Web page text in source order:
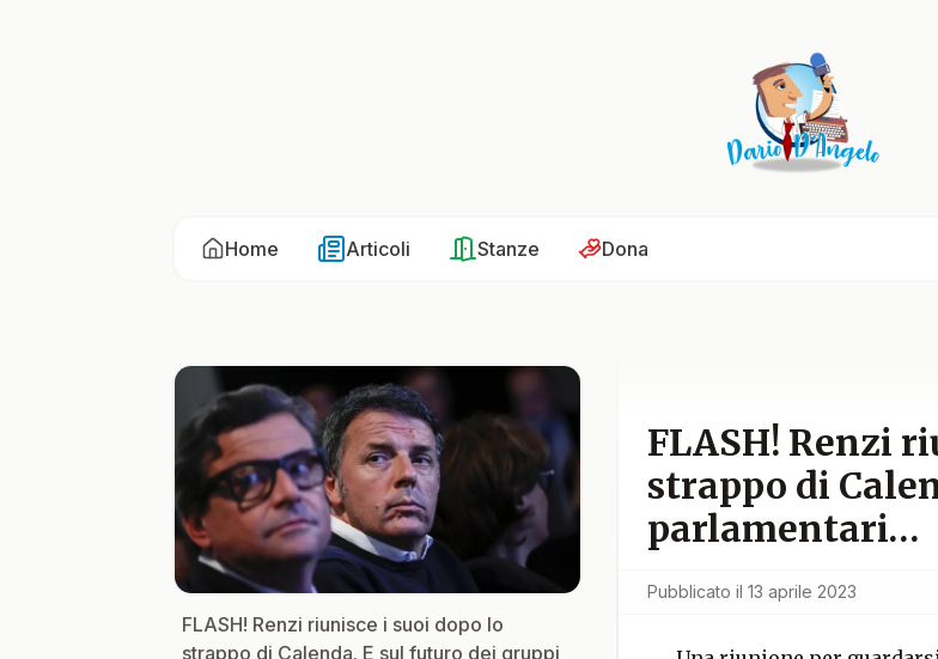
Home Articoli Stanze Dona
FLASH! Renzi riunisce i suoi dopo lo
strappo di Calenda. E sul futuro dei gruppi
FLASH! Renzi
strappo di
parlamentari…
Pubblicato il 13 aprile 2023